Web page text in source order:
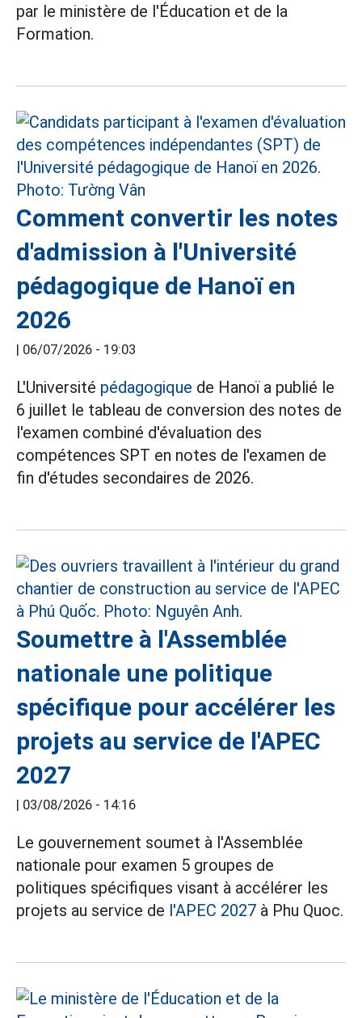
par le ministère de l'Éducation et de la
Formation.
Comment convertir les notes
d'admission à l'Université
pédagogique de Hanoï en
2026
| 06/07/2026 - 19:03
L'Université pédagogique de Hanoï a publié le
6 juillet le tableau de conversion des notes de
l'examen combiné d'évaluation des
compétences SPT en notes de l'examen de
fin d'études secondaires de 2026.
Soumettre à l'Assemblée
nationale une politique
spécifique pour accélérer les
projets au service de l'APEC
2027
| 03/08/2026 - 14:16
Le gouvernement soumet à l'Assemblée
nationale pour examen 5 groupes de
politiques spécifiques visant à accélérer les
projets au service de l'APEC 2027 à Phu Quoc.